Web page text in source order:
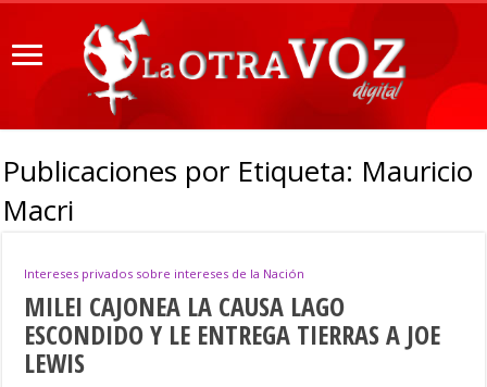
Publicaciones por Etiqueta: Mauricio
Macri
Intereses privados sobre intereses de la Nación
MILEI CAJONEA LA CAUSA LAGO
ESCONDIDO Y LE ENTREGA TIERRAS A JOE
LEWIS